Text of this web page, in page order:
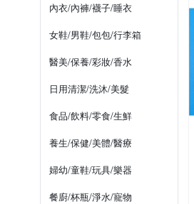
內衣/內褲/襪子/睡衣
女鞋/男鞋/包包/行李箱
醫美/保養/彩妝/香水
日用清潔/洗沐/美髮
食品/飲料/零食/生鮮
養生/保健/美體/醫療
婦幼/童鞋/玩具/樂器
餐廚/杯瓶/淨水/寵物